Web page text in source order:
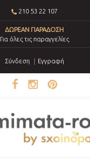
210 53 22 107
ΔΩΡΕΑΝ ΠΑΡΑΔΟΣΗ
Για όλες τις παραγγελίες
Σύνδεση Εγγραφή